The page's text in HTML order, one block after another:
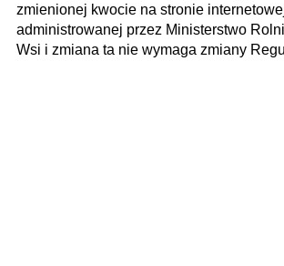
zmienionej kwocie na stronie
administrowanej przez Ministerstwo
Wsi i zmiana ta nie wymaga zmiany